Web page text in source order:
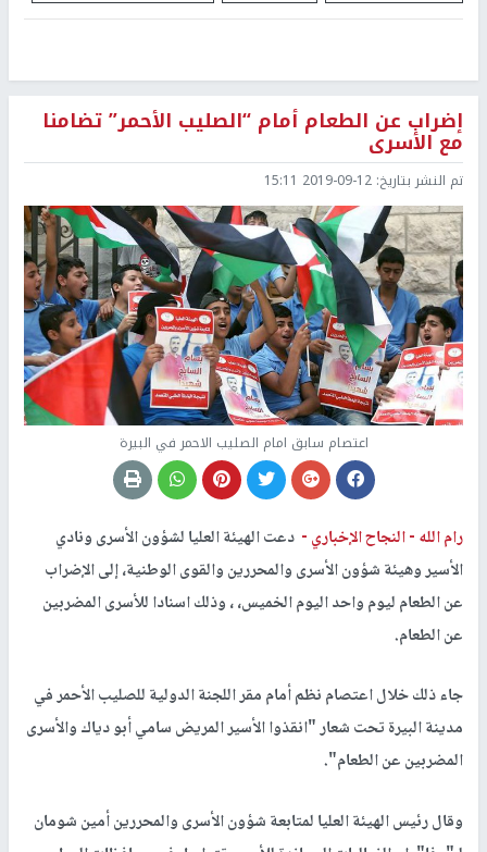
إضراب عن الطعام أمام “الصليب الأحمر” تضامنا
مع الأسرى
تم النشر بتاريخ: 2019-09-12 15:11
اعتصام سابق امام الصليب الاحمر في البيرة
رام الله -النجاح الإخباري - دعت الهيئة العليا لشؤون الأسرى ونادي
الأسير وهيئة شؤون الأسرى والمحررين والقوى الوطنية، إلى الإضراب
عن الطعام ليوم واحد اليوم الخميس، ، وذلك اسنادا للأسرى المضربين
عن الطعام.
جاء ذلك خلال اعتصام نظم أمام مقر اللجنة الدولية للصليب الأحمر في
مدينة البيرة تحت شعار "انقذوا الأسير المريض سامي أبو دياك والأسرى
المضربين عن الطعام".
وقال رئيس الهيئة العليا لمتابعة شؤون الأسرى والمحررين أمين شومان